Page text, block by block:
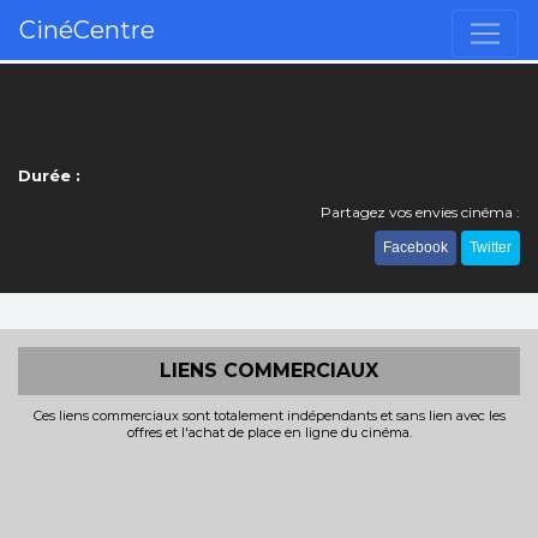
CinéCentre
Durée :
Partagez vos envies cinéma :
Facebook Twitter
LIENS COMMERCIAUX
Ces liens commerciaux sont totalement indépendants et sans lien avec les
offres et l'achat de place en ligne du cinéma.